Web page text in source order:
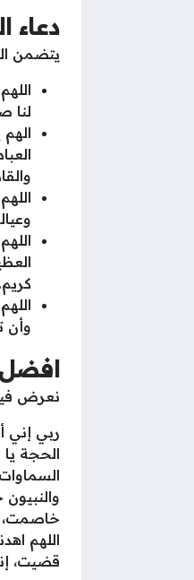
دعاء
يتضمن
لنا
كريم.
وأن
افضل
نعرض
ربي إني
الحجة
خاصمت،
اللهم
قضيت،